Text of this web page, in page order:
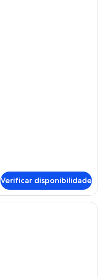
Verificar disponibilidade